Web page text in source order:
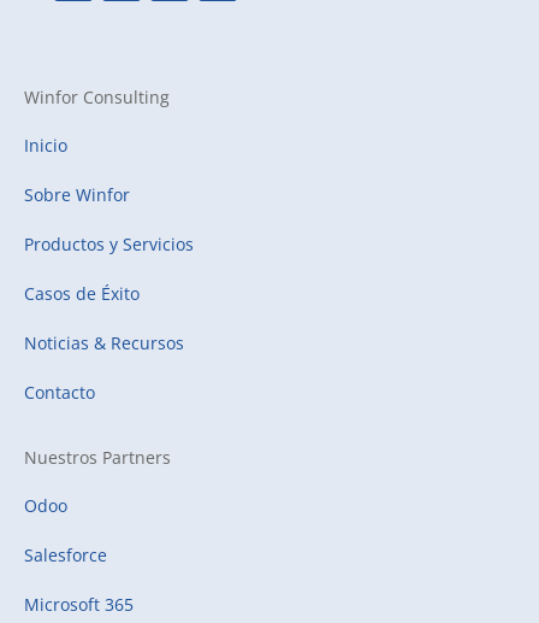
Winfor Consulting
Inicio
Sobre Winfor
Productos y Servicios
Casos de Éxito
Noticias & Recursos
Contacto
Nuestros Partners
Odoo
Salesforce
Microsoft 365